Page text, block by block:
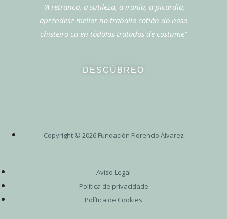
“A retranca, a sutileza, a ironía, a picardía,
apréndese mellor no traballo cotián do noso
chisteiro ca en tódolos tratados de costume”
DESCÚBREO
Copyright © 2026Fundación Florencio Álvarez
Aviso Legal
Política de privacidade
Política de Cookies